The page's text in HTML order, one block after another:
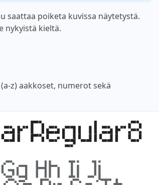
poiketa kuvissa näytetystä.
nykyistä kieltä.
z) aakkoset, numerot sekä